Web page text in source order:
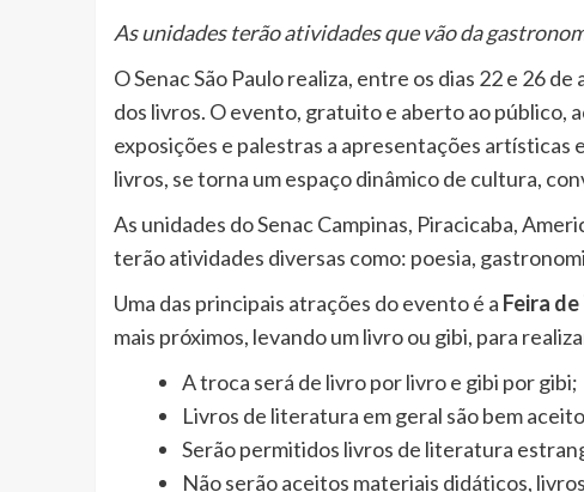
As unidades terão atividades que vão da
O Senac São Paulo realiza, entre os dias 22 e 26
dos livros. O evento, gratuito e aberto ao público,
exposições e palestras a apresentações artísticas
livros, se torna um espaço dinâmico de cultura,
As unidades do Senac Campinas, Piracicaba,
terão atividades diversas como: poesia,
Uma das principais atrações do evento é a Feira
mais próximos, levando um livro ou gibi, para
A troca será de livro por livro e gibi por gibi;
Livros de literatura em geral são bem
Serão permitidos livros de literatura
Não serão aceitos materiais didáticos,